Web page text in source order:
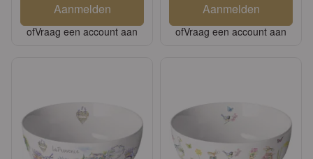
Aanmelden
ofVraag een account aan
Aanmelden
ofVraag een account aan